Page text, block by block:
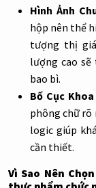
Hình Ảnh
hộp nên thể
tượng thị
lượng cao sẽ
bao bì.
Bố Cục
phông chữ rõ
logic giúp
cần thiết.
Vì Sao Nên